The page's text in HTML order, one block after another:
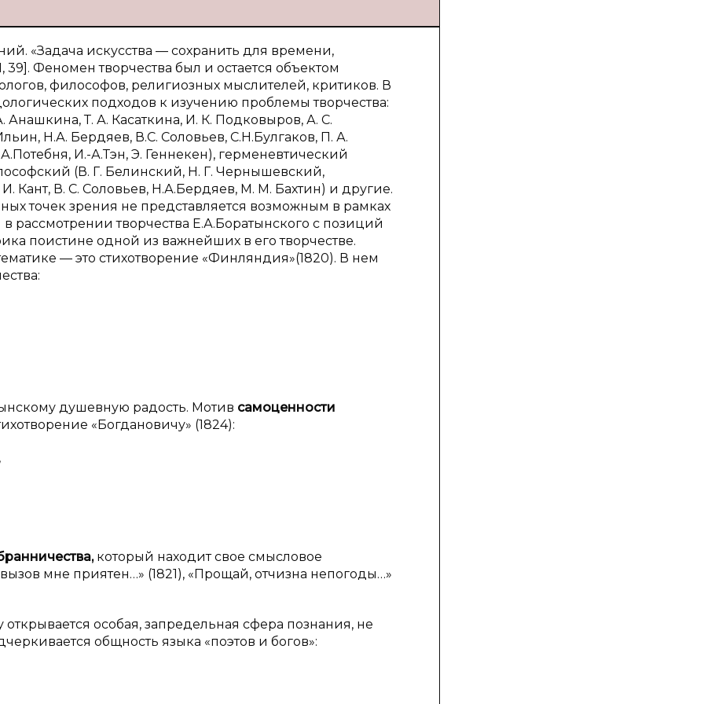
«Задача искусства — сохранить для времени,
Феномен творчества был и остается объектом
философов, религиозных мыслителей, критиков. В
подходов к изучению проблемы творчества:
Т. А. Касаткина, И. К. Подковыров, А. С.
Н.А. Бердяев, В.С. Соловьев, С.Н.Булгаков, П. А.
И.-А.Тэн, Э. Геннекен), герменевтический
(В. Г. Белинский, Н. Г. Чернышевский,
Кант, В. С. Соловьев, Н.А.Бердяев, М. М. Бахтин) и другие.
точек зрения не представляется возможным в рамках
рассмотрении творчества Е.А.Боратынского с позиций
поистине одной из важнейших в его творчестве.
— это стихотворение «Финляндия»(1820). В нем
душевную радость. Мотив самоценности
«Богдановичу» (1824):
который находит свое смысловое
мне приятен…» (1821), «Прощай, отчизна непогоды…»
особая, запредельная сфера познания, не
общность языка «поэтов и богов»: